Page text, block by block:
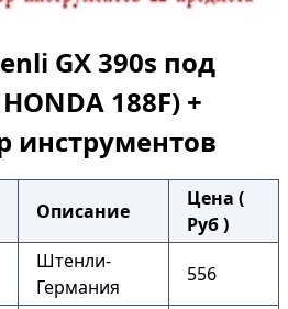
GX 390s под
188F) +
инструментов
Описание
Цена (
Руб )
Штенли-
Германия
556